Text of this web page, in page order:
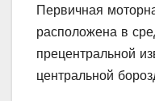
Первичная
расположена в
прецентральной
центральной